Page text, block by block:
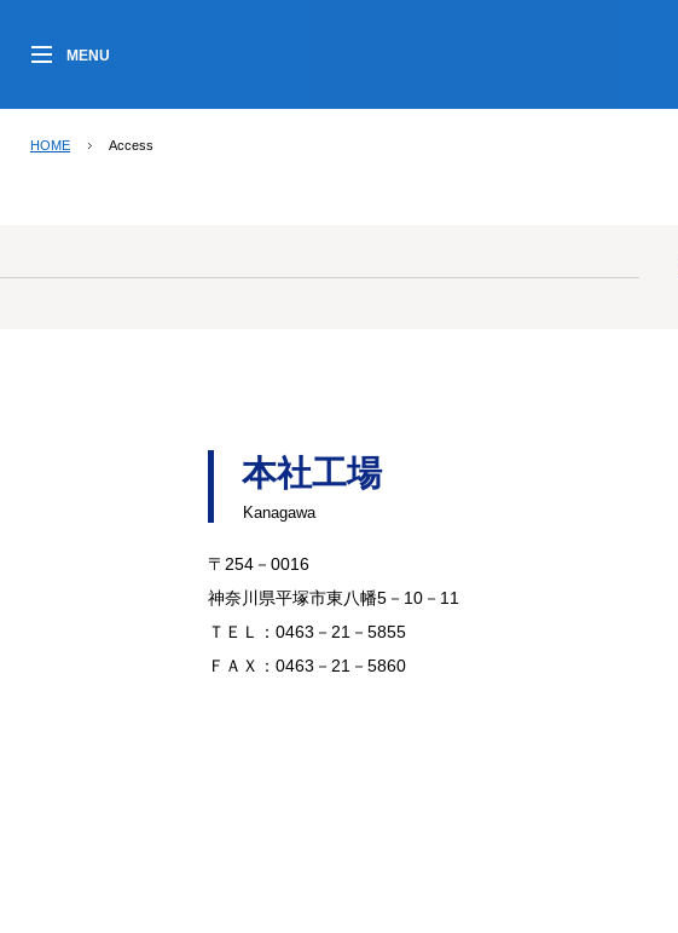
MENU
HOME Access
本社工場
Kanagawa
〒254－0016
神奈川県平塚市東八幡5－10－11
ＴＥＬ：0463－21－5855
ＦＡＸ：0463－21－5860